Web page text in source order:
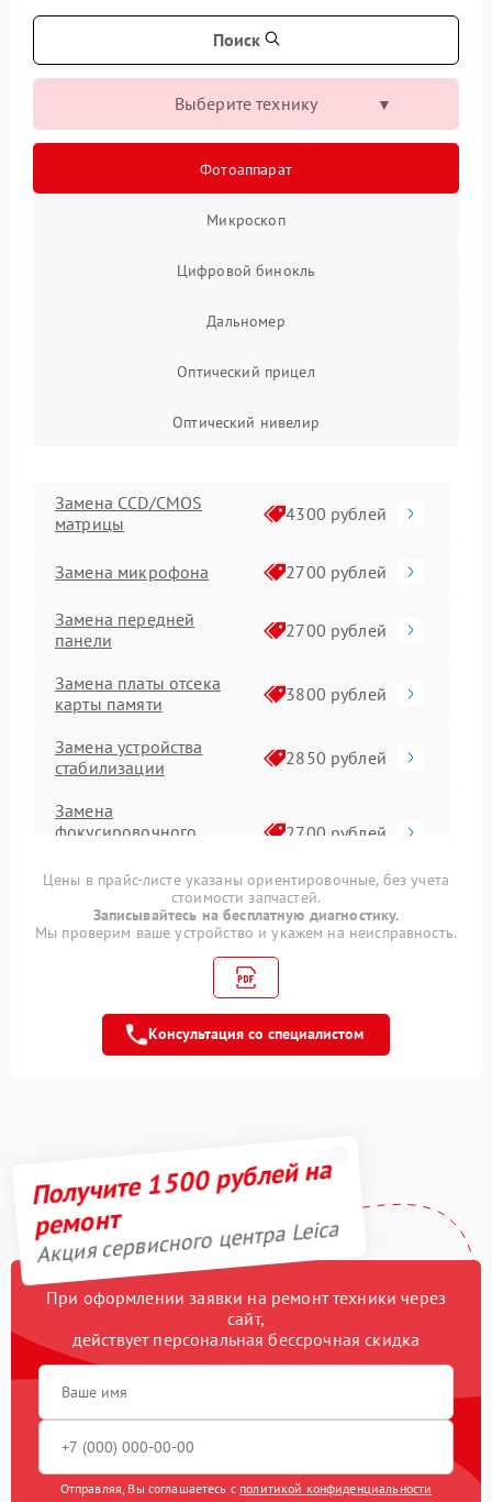
Поиск
Выберите технику
Фотоаппарат
Микроскоп
Цифровой бинокль
Дальномер
Оптический прицел
Оптический нивелир
Замена CCD/CMOS
матрицы
4300 рублей
Замена микрофона 2700 рублей
Замена передней
панели
2700 рублей
Замена платы отсека
карты памяти
3800 рублей
Замена устройства
стабилизации
2850 рублей
Замена
фокусировочного
2700 рублей
Комплексная чистка 3500 рублей
Программный ремонт
Ремонт материнской
3300 рублей
3500 рублей
Замена материнской
платы
3300 рублей
Замена линз
Замена аккумулятора 500 рублей
Замена байонета
Замена вспышки
Замена диска
Цены в прайс-листе указаны ориентировочные, без учета
стоимости запчастей.
Записывайтесь на бесплатную диагностику.
Мы проверим ваше устройство и укажем на неисправность.
Консультация со специалистом
Получите 1500 рублей на
ремонт
Акция сервисного центра Leica
При оформлении заявки на ремонт техники через
сайт,
действует персональная бессрочная скидка
Отправляя, Вы соглашаетесь с политикой конфиденциальности